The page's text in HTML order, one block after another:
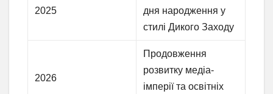
2025
дня народження у
стилі Дикого Заходу
2026
Продовження
розвитку медіа-
імперії та освітніх